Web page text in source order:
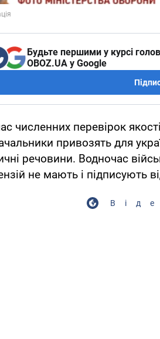
Будьте першими у курсі
OBOZ.UA у Google
численних перевірок
привозять для
речовини. Водночас
не мають і підписують